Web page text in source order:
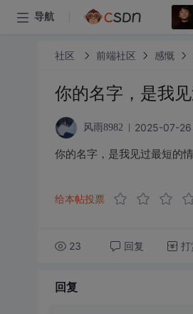
导航
社区 前端社区 感慨
你的名字，是我
风雨8982 2025-07-
你的名字，是我见过最短的
给本帖投票
23 回复 打
回复